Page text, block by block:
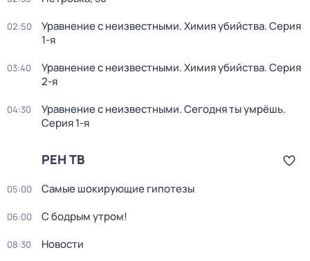
02:50 Уравнение с неизвестными. Химия убийства. Серия
1-я
03:40 Уравнение с неизвестными. Химия убийства. Серия
2-я
04:30 Уравнение с неизвестными. Сегодня ты умрёшь.
Серия 1-я
РЕН ТВ
05:00 Самые шoкиpующие гипотезы
06:00 С бодрым утром!
08:30 Новости